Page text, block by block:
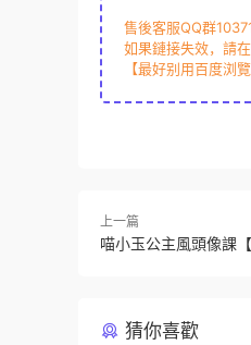
售後客服QQ群
如果鏈接失效，請
【最好别用百度浏
上一篇
喵小玉公主風頭像課
猜你喜歡